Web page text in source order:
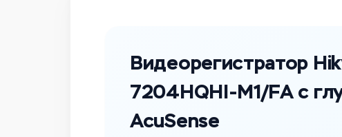
Видеорегистратор
7204HQHI-M1/FA с
AcuSense